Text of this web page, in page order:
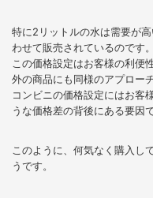
特に2リットルの水は需要が
わせて販売されているのです。
この価格設定はお客様の利便
外の商品にも同様のアプロー
コンビニの価格設定にはお客
うな価格差の背後にある要因で
このように、何気なく購入し
うです。